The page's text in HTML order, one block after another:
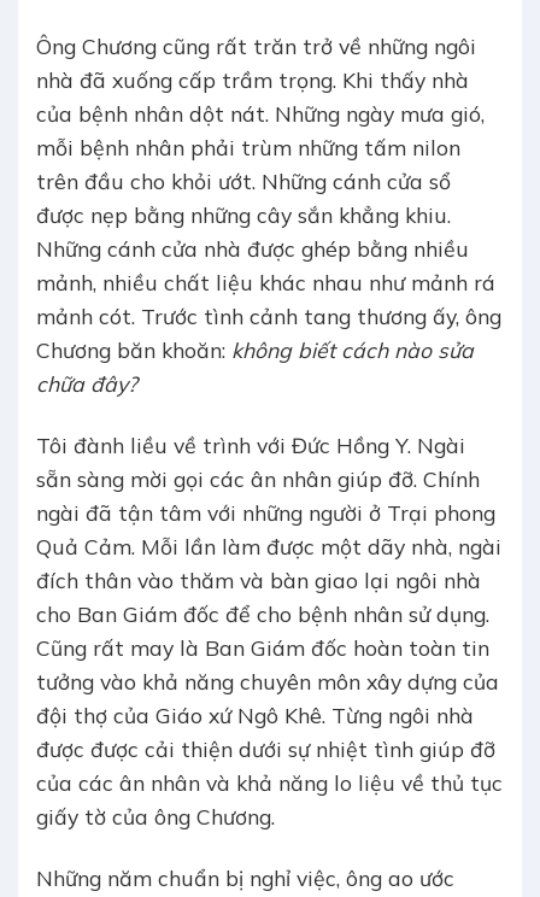
Ông Chương cũng rất trăn trở về những ngôi
nhà đã xuống cấp trầm trọng. Khi thấy nhà
của bệnh nhân dột nát. Những ngày mưa gió,
mỗi bệnh nhân phải trùm những tấm nilon
trên đầu cho khỏi ướt. Những cánh cửa sổ
được nẹp bằng những cây sắn khẳng khiu.
Những cánh cửa nhà được ghép bằng nhiều
mảnh, nhiều chất liệu khác nhau như mảnh rá
mảnh cót. Trước tình cảnh tang thương ấy, ông
Chương băn khoăn: không biết cách nào sửa
chữa đây?
Tôi đành liều về trình với Đức Hồng Y. Ngài
sẵn sàng mời gọi các ân nhân giúp đỡ. Chính
ngài đã tận tâm với những người ở Trại phong
Quả Cảm. Mỗi lần làm được một dãy nhà, ngài
đích thân vào thăm và bàn giao lại ngôi nhà
cho Ban Giám đốc để cho bệnh nhân sử dụng.
Cũng rất may là Ban Giám đốc hoàn toàn tin
tưởng vào khả năng chuyên môn xây dựng của
đội thợ của Giáo xứ Ngô Khê. Từng ngôi nhà
được được cải thiện dưới sự nhiệt tình giúp đỡ
của các ân nhân và khả năng lo liệu về thủ tục
giấy tờ của ông Chương.
Những năm chuẩn bị nghỉ việc, ông ao ước